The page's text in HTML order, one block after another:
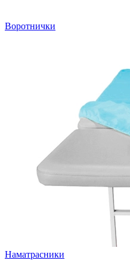
Воротнички
Наматрасники